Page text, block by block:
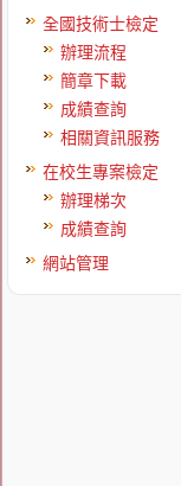
全國技術士檢定
辦理流程
簡章下載
成績查詢
相關資訊服務
在校生專案檢定
辦理梯次
成績查詢
網站管理